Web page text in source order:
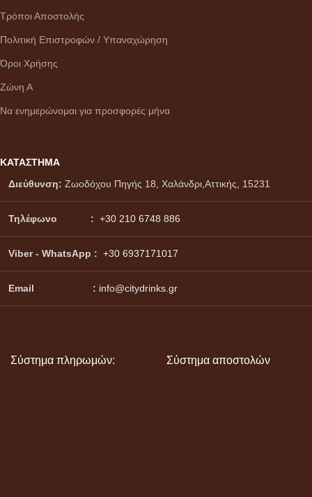
Τρόποι Αποστολής
Πολιτική Επιστροφών / Υπαναχώρηση
Όροι Χρήσης
Ζώνη Α
Να ενημερώνομαι για προσφορές μήνα
ΚΑΤΑΣΤΗΜΑ
Διεύθυνση: Ζωοδόχου Πηγής 18, Χαλάνδρι,Αττικής, 15231
Τηλέφωνο : +30 210 6748 886
Viber - WhatsApp : +30 6937171017
Email : info@citydrinks.gr
Σύστημα πληρωμών: Σύστημα αποστολών